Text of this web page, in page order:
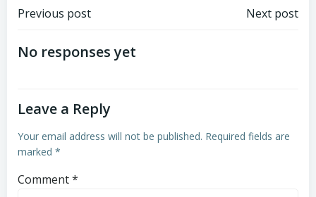
Post
navigation
Previous post Next post
No responses yet
Leave a Reply
Your email address will not be published. Required fields are
marked *
Comment*